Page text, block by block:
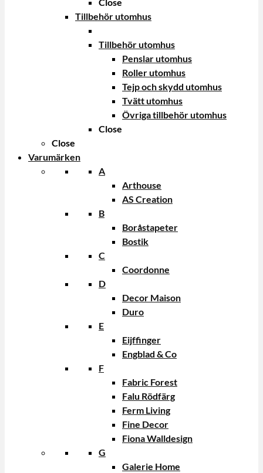
Tillbehör utomhus
Tillbehör utomhus
Penslar utomhus
Roller utomhus
Tejp och skydd utomhus
Tvätt utomhus
Övriga tillbehör utomhus
Close
Close
Varumärken
A
Arthouse
AS Creation
B
Boråstapeter
Bostik
C
Coordonne
D
Decor Maison
Duro
E
Eijffinger
Engblad & Co
F
Fabric Forest
Falu Rödfärg
Ferm Living
Fine Decor
Fiona Walldesign
G
Galerie Home